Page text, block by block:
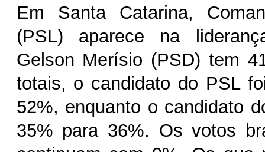
Em Santa Catarina,
(PSL) aparece na
Gelson Merísio (PSD) tem
totais, o candidato do PSL
52%, enquanto o candidato
35% para 36%. Os votos